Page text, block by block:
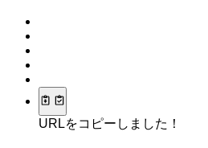
URLをコピーしました！